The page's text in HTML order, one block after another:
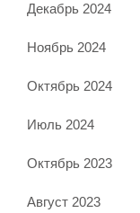
Декабрь 2024
Ноябрь 2024
Октябрь 2024
Июль 2024
Октябрь 2023
Август 2023